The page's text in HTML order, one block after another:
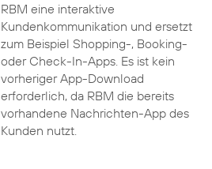
RBM eine interaktive
Kundenkommunikation und ersetzt
zum Beispiel Shopping-, Booking-
oder Check-In-Apps. Es ist kein
vorheriger App-Download
erforderlich, da RBM die bereits
vorhandene Nachrichten-App des
Kunden nutzt.